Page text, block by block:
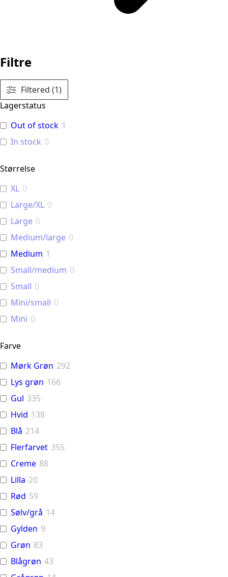
Filtre
Filtered (1)
Lagerstatus
Out of stock 1
In stock 0
Størrelse
XL 0
Large/XL 0
Large 0
Medium/large 0
Medium 1
Small/medium 0
Small 0
Mini/small 0
Mini 0
Farve
Mørk Grøn 292
Lys grøn 166
Gul 335
Hvid 138
Blå 214
Flerfarvet 355
Creme 88
Lilla 20
Rød 59
Sølv/grå 14
Gylden 9
Grøn 83
Blågrøn 43